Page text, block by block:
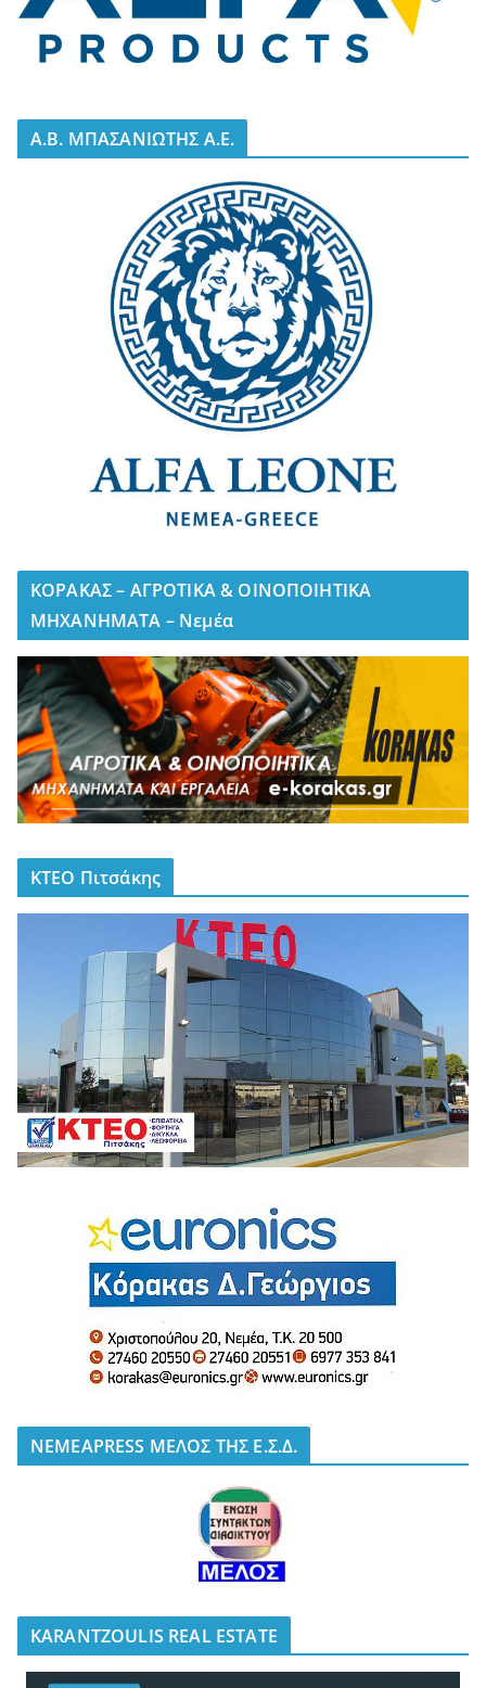
A.B. ΜΠΑΣΑΝΙΩΤΗΣ Α.Ε.
ΚΟΡΑΚΑΣ – ΑΓΡΟΤΙΚΑ & ΟΙΝΟΠΟΙΗΤΙΚΑ
ΜΗΧΑΝΗΜΑΤΑ – Νεμέα
ΚΤΕΟ Πιτσάκης
NEMEAPRESS ΜΕΛΟΣ ΤΗΣ Ε.Σ.Δ.
KARANTZOULIS REAL ESTATE